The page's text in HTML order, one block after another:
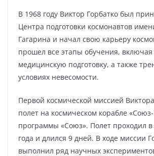
В 1968 году Виктор Горбатко был
Центра подготовки космонавтов
Гагарина и начал свою карьеру
прошел все этапы обучения,
медицинскую подготовку, а также
условиях невесомости.
Первой космической миссией
полет на космическом корабле
программы «Союз». Полет проходил в
года и длился 9 дней. В ходе миссии
выполнил ряд научных